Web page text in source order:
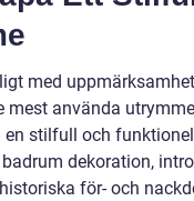
med
mest använda
stilfull och
dekoration,
för- och